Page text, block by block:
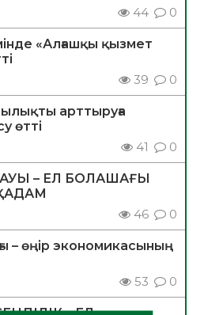
44 0
«Алғашқы қызмет
39 0
арттыруға
өтті
41 0
– ЕЛ БОЛАШАҒЫ
46 0
– өңір экономикасының
53 0